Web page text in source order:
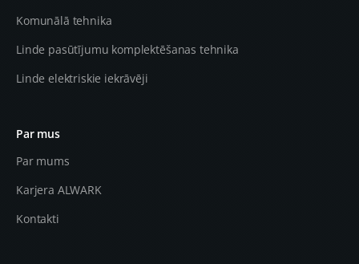
Komunālā tehnika
Linde pasūtījumu komplektēšanas tehnika
Linde elektriskie iekrāvēji
Par mus
Par mums
Karjera ALWARK
Kontakti